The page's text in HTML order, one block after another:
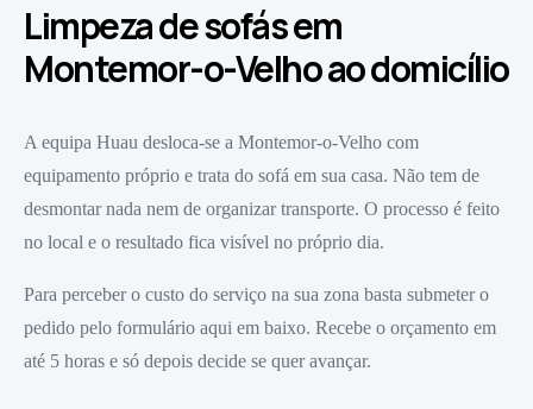
Limpeza de sofás em
Montemor-o-Velho ao domicílio
A equipa Huau desloca-se a Montemor-o-Velho com
equipamento próprio e trata do sofá em sua casa. Não tem de
desmontar nada nem de organizar transporte. O processo é feito
no local e o resultado fica visível no próprio dia.
Para perceber o custo do serviço na sua zona basta submeter o
pedido pelo formulário aqui em baixo. Recebe o orçamento em
até 5 horas e só depois decide se quer avançar.